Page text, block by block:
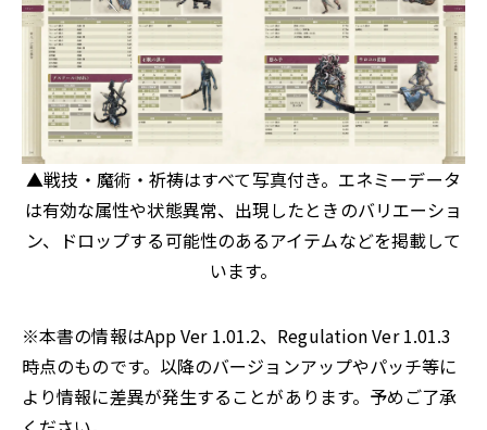
▲戦技・魔術・祈祷はすべて写真付き。エネミーデータ
は有効な属性や状態異常、出現したときのバリエーショ
ン、ドロップする可能性のあるアイテムなどを掲載して
います。
※本書の情報はApp Ver 1.01.2、Regulation Ver 1.01.3
時点のものです。以降のバージョンアップやパッチ等に
より情報に差異が発生することがあります。予めご了承